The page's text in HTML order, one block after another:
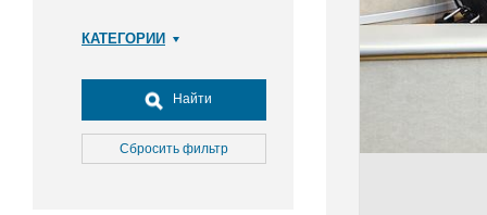
КАТЕГОРИИ
Досуг, туризм и отдых
Культура
Медицина
Найти
Сбросить фильтр